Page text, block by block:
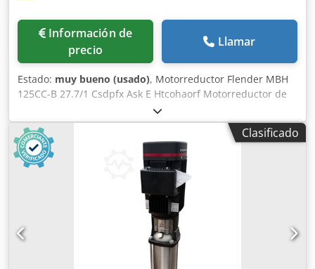
Información de
precio
Llamar
Estado: muy bueno (usado), Motorreductor Flender MBH
125CC-B 27.7/1 Csdpfx Ask E Htcohaorf Motorreductor de
engranaje cónico 11 kW a 1400 1/min. 230/400 V, 50 Hz, IP
55 Se utilizaron con variadores de frecuencia. Variadores
de frecuencia Walther Flender compatibles:
ZZ0103069.34003 Sinus Penta, disponibles. ¡En total, 15
motorreductores y 12 variadores de frecuencia
disponibles! En muy buen estado, directamente de la
Clasificado